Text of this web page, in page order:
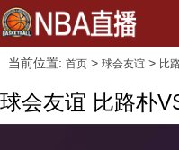
当前位置: 首页> 球会友谊> 比
球会友谊 比路朴